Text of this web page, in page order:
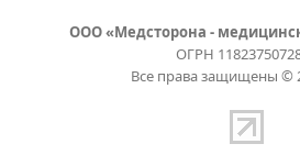
ООО «Медсторона -
ОГРН
Все права защищены ©